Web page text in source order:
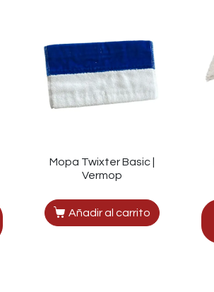
Mopa Twixter Basic |
Vermop
Añadir al carrito